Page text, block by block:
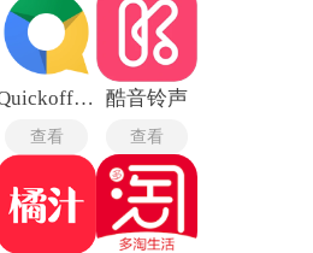
Quickoffice Pro最新版
查看
酷音铃声
查看